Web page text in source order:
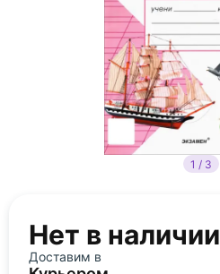
1 / 3
Нет в наличии
Доставим в